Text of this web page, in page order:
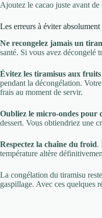
Ajoutez le cacao juste avant
Les erreurs à éviter absolument
Ne recongelez jamais un
santé. Si vous avez décongelé
Évitez les tiramisus aux
pendant la décongélation.
frais au moment de servir.
Oubliez le micro-ondes pour
dessert. Vous obtiendriez une
Respectez la chaîne du froid.
température altère
La congélation du tiramisu
gaspillage. Avec ces quelques